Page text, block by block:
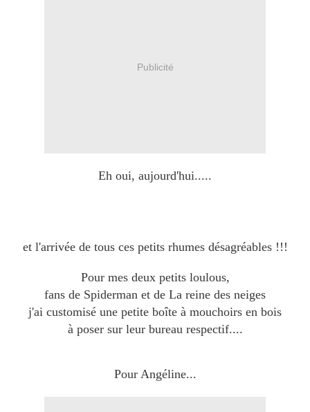
Publicité
Eh oui, aujourd'hui.....
et l'arrivée de tous ces petits rhumes désagréables !!!
Pour mes deux petits loulous,
fans de Spiderman et de La reine des neiges
j'ai customisé une petite boîte à mouchoirs en bois
à poser sur leur bureau respectif....
Pour Angéline...